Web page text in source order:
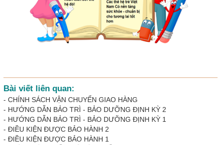
Bài viết liên quan:
- CHÍNH SÁCH VẬN CHUYỂN GIAO HÀNG
- HƯỚNG DẪN BẢO TRÌ - BẢO DƯỠNG ĐỊNH KỲ 2
- HƯỚNG DẪN BẢO TRÌ - BẢO DƯỠNG ĐỊNH KỲ 1
- ĐIỀU KIỆN ĐƯỢC BẢO HÀNH 2
- ĐIỀU KIỆN ĐƯỢC BẢO HÀNH 1